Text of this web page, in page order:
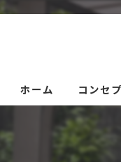
ホーム コンセ